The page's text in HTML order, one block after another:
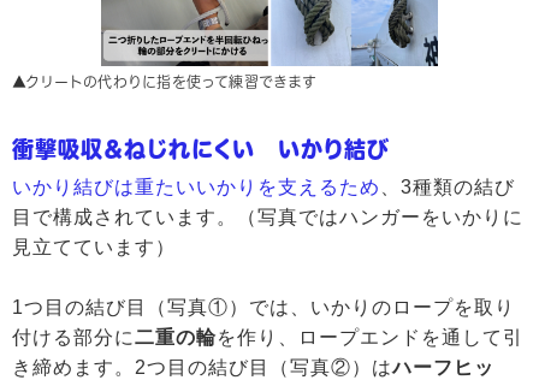
▲クリートの代わりに指を使って練習できます
衝撃吸収＆ねじれにくい いかり結び
いかり結びは重たいいかりを支えるため
、3種類の結び
目で構成されています。（写真ではハンガーをいかりに
見立てています）
1つ目の結び目（写真①）では、いかりのロープを取り
付ける部分に二重の輪を作り、ロープエンドを通して引
き締めます。2つ目の結び目（写真②）はハーフヒッ